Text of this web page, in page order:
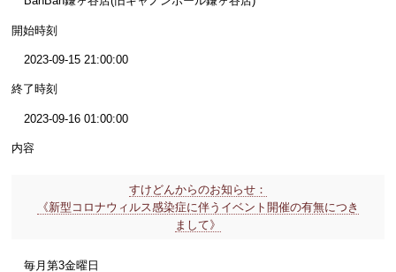
開始時刻
2023-09-15 21:00:00
終了時刻
2023-09-16 01:00:00
内容
すけどんからのお知らせ：
《新型コロナウィルス感染症に伴うイベント開催の有無につき
まして》
毎月第3金曜日